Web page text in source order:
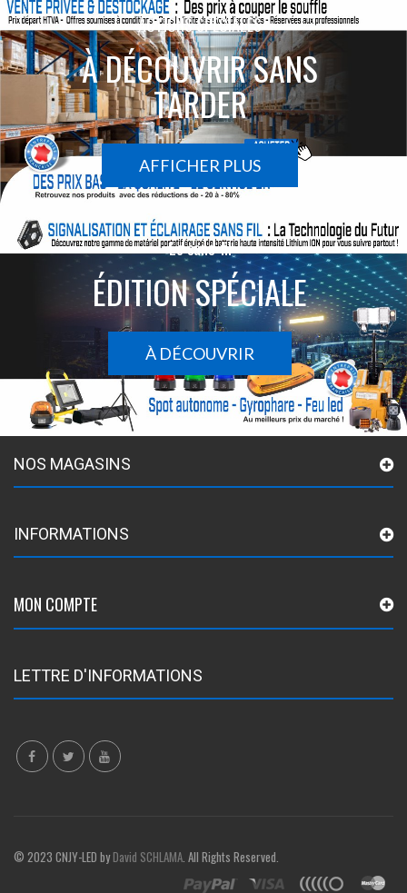
ACTIONS SPÉCIALES
À DÉCOUVRIR SANS
TARDER
AFFICHER PLUS
Le sans-fil
ÉDITION SPÉCIALE
À DÉCOUVRIR
NOS MAGASINS
INFORMATIONS
MON COMPTE
LETTRE D'INFORMATIONS
© 2023 CNJY-LED byDavid SCHLAMA. All Rights Reserved.